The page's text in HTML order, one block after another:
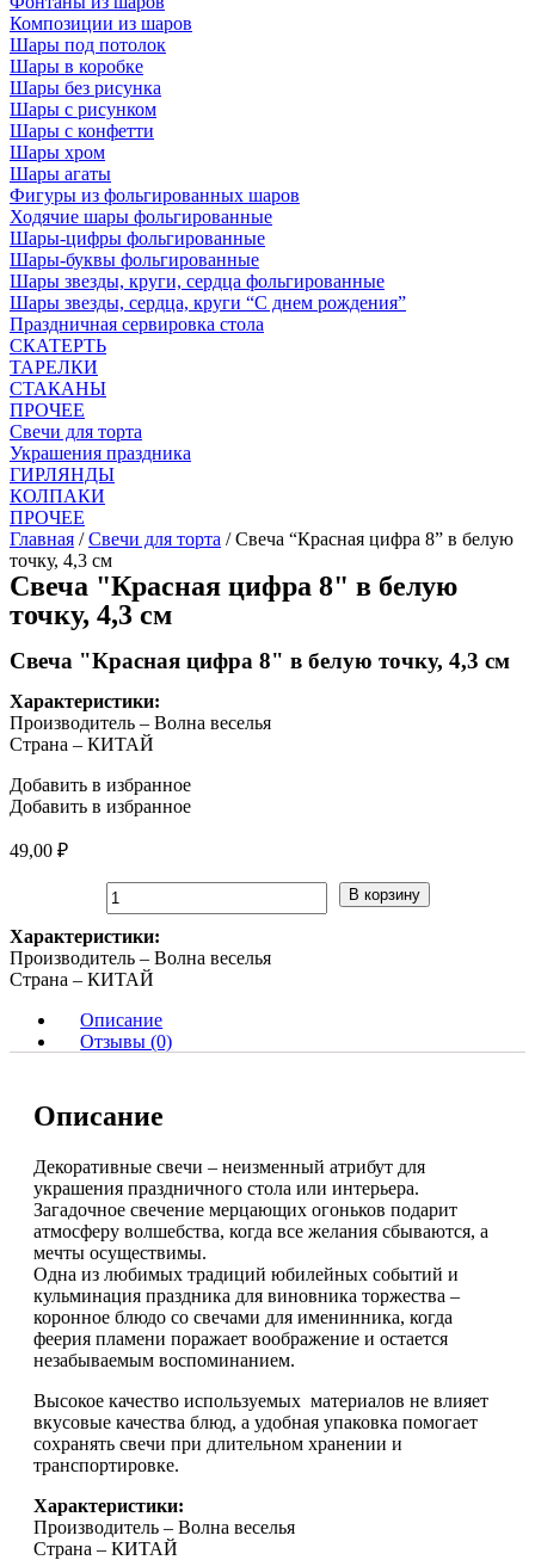
Композиции из шаров
Шары под потолок
Шары в коробке
Шары без рисунка
Шары с рисунком
Шары с конфетти
Шары хром
Шары агаты
Фигуры из фольгированных шаров
Ходячие шары фольгированные
Шары-цифры фольгированные
Шары-буквы фольгированные
Шары звезды, круги, сердца фольгированные
Шары звезды, сердца, круги “С днем рождения”
Праздничная сервировка стола
СКАТЕРТЬ
ТАРЕЛКИ
СТАКАНЫ
ПРОЧЕЕ
Свечи для торта
Украшения праздника
ГИРЛЯНДЫ
КОЛПАКИ
ПРОЧЕЕ
Главная /Свечи для торта / Свеча “Красная цифра 8” в белую
точку, 4,3 см
Свеча "Красная цифра 8" в белую
точку, 4,3 см
Свеча "Красная цифра 8" в белую точку, 4,3 см
Характеристики:
Производитель – Волна веселья
Страна – КИТАЙ
Добавить в избранное
Добавить в избранное
49,00 ₽
Количество
товара
Свеча
"Красная
цифра
в
белую
В корзину
Характеристики:
Производитель – Волна веселья
Страна – КИТАЙ
Описание
Отзывы (0)
Описание
Декоративные свечи – неизменный атрибут для
украшения праздничного стола или интерьера.
Загадочное свечение мерцающих огоньков подарит
атмосферу волшебства, когда все желания сбываются, а
мечты осуществимы.
Одна из любимых традиций юбилейных событий и
кульминация праздника для виновника торжества –
коронное блюдо со свечами для именинника, когда
феерия пламени поражает воображение и остается
незабываемым воспоминанием.
Высокое качество используемых материалов не влияет
вкусовые качества блюд, а удобная упаковка помогает
сохранять свечи при длительном хранении и
транспортировке.
Характеристики:
Производитель – Волна веселья
Страна – КИТАЙ